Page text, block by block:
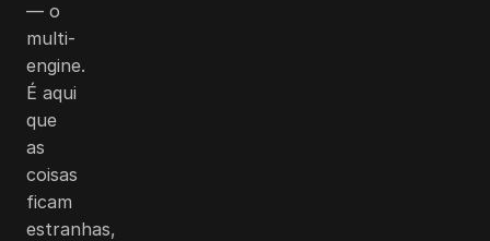
— o
multi-
engine.
É aqui
que
as
coisas
ficam
estranhas,